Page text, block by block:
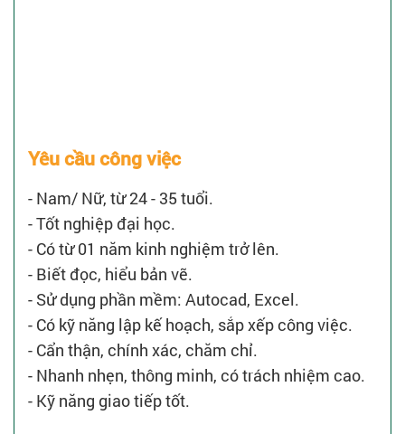
Yêu cầu công việc
- Nam/ Nữ, từ 24 - 35 tuổi.
- Tốt nghiệp đại học.
- Có từ 01 năm kinh nghiệm trở lên.
- Biết đọc, hiểu bản vẽ.
- Sử dụng phần mềm: Autocad, Excel.
- Có kỹ năng lập kế hoạch, sắp xếp công việc.
- Cẩn thận, chính xác, chăm chỉ.
- Nhanh nhẹn, thông minh, có trách nhiệm cao.
- Kỹ năng giao tiếp tốt.